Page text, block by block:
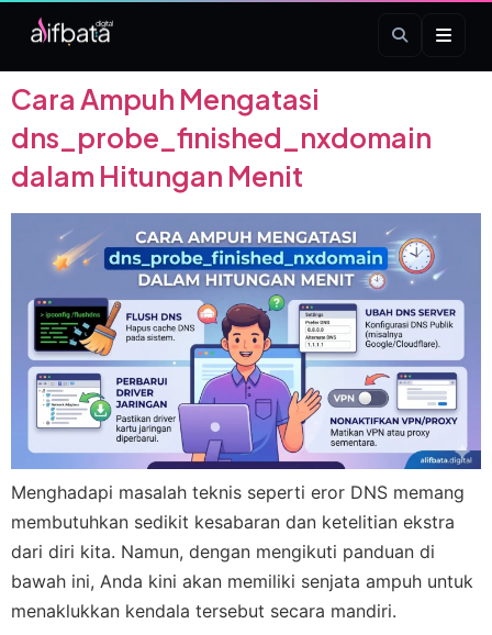
Tag:
Cara Ampuh Mengatasi
dns_probe_finished_nxdomain
dalam Hitungan Menit
Menghadapi masalah teknis seperti eror DNS memang
membutuhkan sedikit kesabaran dan ketelitian ekstra
dari diri kita. Namun, dengan mengikuti panduan di
bawah ini, Anda kini akan memiliki senjata ampuh untuk
menaklukkan kendala tersebut secara mandiri.